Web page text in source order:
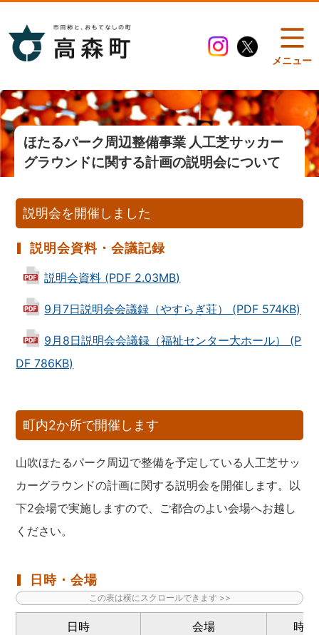
メニュー
ほたるパーク周辺整備事業 人工芝サッカー
グラウンドに関する計画の説明会について
説明会を開催しました
説明会資料・会議記録
説明会資料 (PDF 2.03MB)
9月7日説明会会議録（やすらぎ荘） (PDF 574KB)
9月8日説明会会議録（福祉センター大ホール） (P
DF 786KB)
町内2か所で開催します
山吹ほたるパーク周辺で整備を予定している人工芝サッ
カーグラウンドの計画に関する説明会を開催します。以
下2会場で実施しますので、ご都合のよい会場へお越し
ください。
日時・会場
日時 会場
時間